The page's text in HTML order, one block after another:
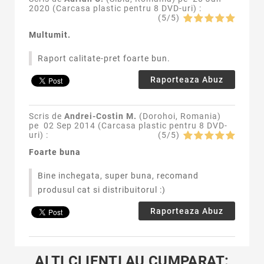
2020 (Carcasa plastic pentru 8 DVD-uri) :
(5/5)
Multumit.
Raport calitate-pret foarte bun.
Raporteaza Abuz
Scris de Andrei-Costin M. (Dorohoi, Romania)
pe 02 Sep 2014 (Carcasa plastic pentru 8 DVD-
uri) : (5/5)
Foarte buna
Bine inchegata, super buna, recomand
produsul cat si distribuitorul :)
Raporteaza Abuz